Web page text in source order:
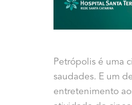
Petrópolis é uma
saudades. E um
entretenimento